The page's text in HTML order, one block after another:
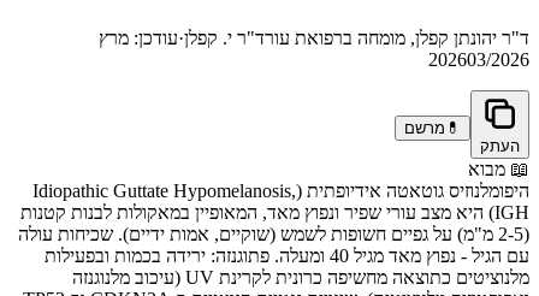
ד"ר יהונתן קפלן, מומחה ברפואת עורד"ר י. קפלן·עודכן: מרץ
202603/2026
העתק
💊 מרשם
📖 מבוא
היפומלנוזיס גוטאטה אידיופתית (Idiopathic Guttate Hypomelanosis,
IGH) היא מצב עורי שפיר ונפוץ מאד, המאופיין במאקולות לבנות קטנות
(2-5 מ"מ) על גפיים חשופות לשמש (שוקיים, אמות ידיים). שכיחות עולה
עם הגיל - נפוץ מאד מגיל 40 ומעלה. פתוגנזה: ירידה בכמות ובפעילות
מלנוציטים כתוצאה מחשיפה כרונית לקרינת UV (עיכוב מלנוגנזה